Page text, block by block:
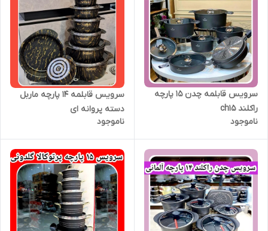
سرویس قابلمه چدن ۱۵ پارچه
راکلند ch15
ناموجود
سرویس قابلمه ۱۴ پارچه ماربل
دسته پروانه ای
ناموجود